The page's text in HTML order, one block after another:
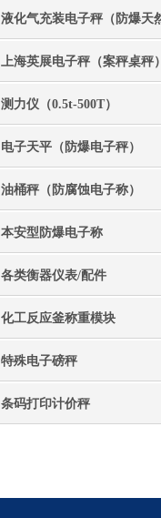
上海英展电子秤（案秤桌秤）
测力仪（0.5t-500T）
电子天平（防爆电子秤）
油桶秤（防腐蚀电子称）
本安型防爆电子称
各类衡器仪表/配件
化工反应釜称重模块
特殊电子磅秤
条码打印计价秤